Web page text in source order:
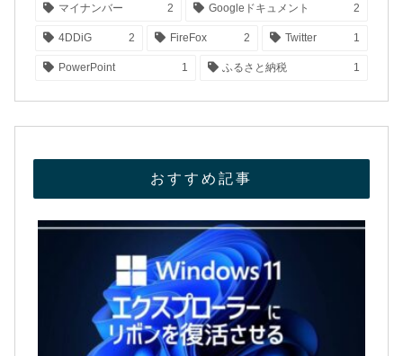
マイナンバー 2 Googleドキュメント 2
4DDiG 2 FireFox 2 Twitter 1
PowerPoint 1 ふるさと納税 1
おすすめ記事